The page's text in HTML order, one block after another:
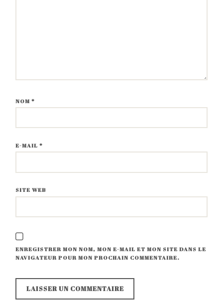
NOM*
E-MAIL*
SITE WEB
ENREGISTRER MON NOM, MON E-MAIL ET MON SITE DANS LE
NAVIGATEUR POUR MON PROCHAIN COMMENTAIRE.